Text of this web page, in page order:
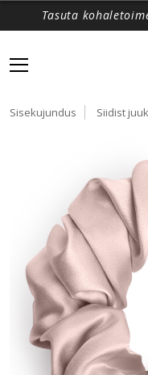
Tasuta
Sisekujundus Siidist